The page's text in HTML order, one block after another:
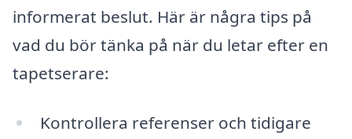
informerat beslut. Här är några tips på
vad du bör tänka på när du letar efter en
tapetserare:
Kontrollera referenser och tidigare